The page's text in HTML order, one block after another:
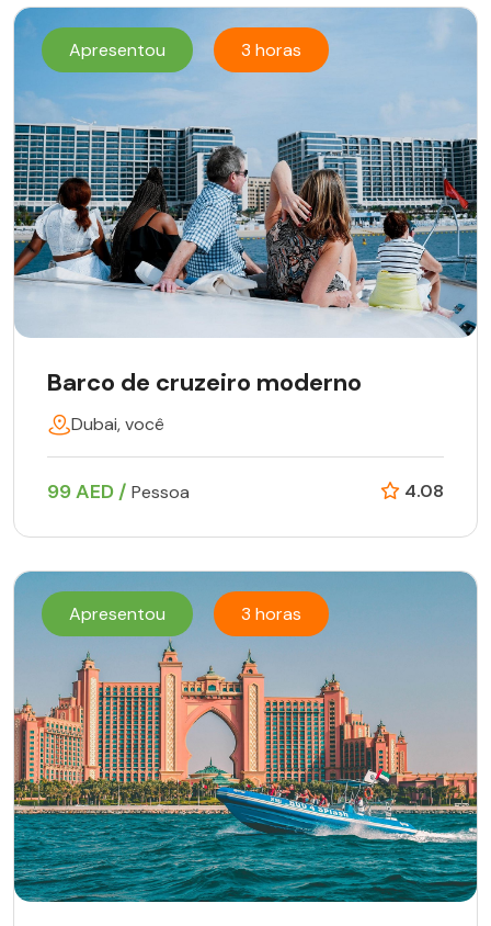
Apresentou 3 horas
Barco de cruzeiro moderno
Dubai, você
99 AED / Pessoa 4.08
Apresentou 3 horas